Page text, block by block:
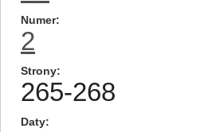
Numer
2
Strony
265-268
Daty